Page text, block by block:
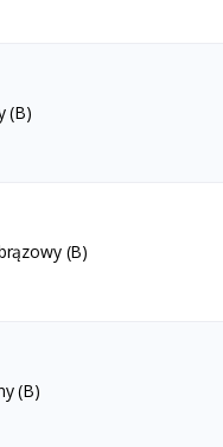
(B)
(B)
(B)